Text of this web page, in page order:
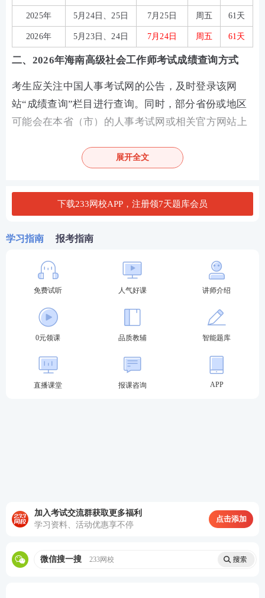
2025年 5月24日、25日 7月25日 周五 61天
2026年 5月23日、24日 7月24日 周五 61天
二、2026年海南高级社会工作师考试成绩查询方式
考生应关注中国人事考试网的公告，及时登录该网
站“成绩查询”栏目进行查询。同时，部分省份或地区
可能会在本省（市）的人事考试网或相关官方网站上
点击进入>>2026年海南高级社会工作师成绩查询入口
第三步：成功登录后，会进入全国专业技术人员资格
年份以及“ 社会工作者
询。
展开全文
下载233网校APP，注册领7天题库会员
学习指南 报考指南
免费试听 人气好课 讲师介绍
0元领课 品质教辅 智能题库
直播课堂 报课咨询 APP
加入考试交流群获取更多福利
学习资料、活动优惠享不停
点击添加
微信搜一搜 233网校